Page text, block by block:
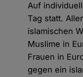
Auf
Tag statt.
islamischen
Muslime in
Frauen in
gegen ein